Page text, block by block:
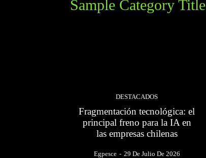
Sample Category Title
DESTACADOS
Fragmentación tecnológica: el
principal freno para la IA en
las empresas chilenas
Egpesce - 29 De Julio De 2026